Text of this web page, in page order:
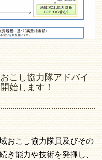
こし協力隊アドバイ
始します！
おこし協力隊員及びその
き能力や技術を発揮し、